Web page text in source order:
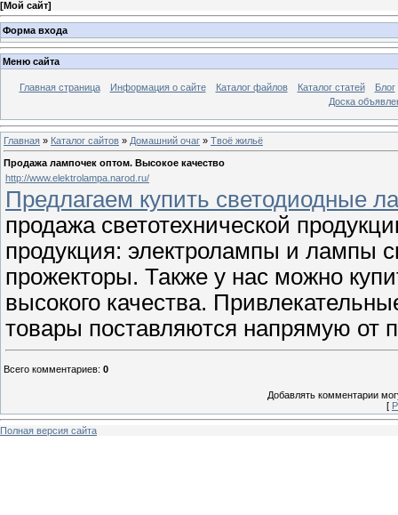
[Мой сайт]
Форма входа
Меню сайта
Главная страница Информация о сайте Каталог файлов Каталог статей
Блог
Доска
Главная » Каталог сайтов » Домашний очаг » Твоё жильё
Продажа лампочек оптом. Высокое качество
http://www.elektrolampa.narod.ru/
Предлагаем купить светодиодные
продажа светотехнической
продукция: электролампы и лампы
прожекторы. Также у нас можно
высокого качества.
товары поставляются напрямую от
Всего комментариев: 0
Добавлять комментарии
[
Полная версия сайта